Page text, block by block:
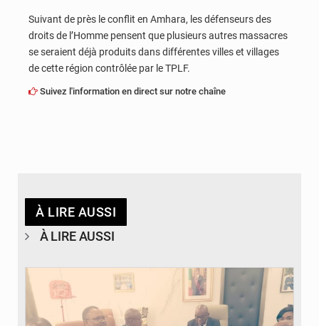
Suivant de près le conflit en Amhara, les défenseurs des
droits de l’Homme pensent que plusieurs autres massacres
se seraient déjà produits dans différentes villes et villages
de cette région contrôlée par le TPLF.
Suivez l'information en direct sur notre chaîne
À LIRE AUSSI
À LIRE AUSSI